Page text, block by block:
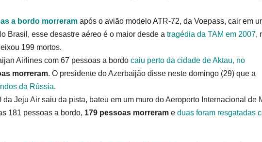
a bordo morreram após o avião modelo ATR-72, da Voepass, cair em
Brasil, esse desastre aéreo é o maior desde a tragédia da TAM em 2007,
199 mortos.
Airlines com 67 pessoas a bordo caiu perto da cidade de Aktau, no
morreram. O presidente do Azerbaijão disse neste domingo (29) que a
da Rússia.
da Jeju Air saiu da pista, bateu em um muro do Aeroporto Internacional de
181 pessoas a bordo, 179 pessoas morreram e duas foram resgatadas